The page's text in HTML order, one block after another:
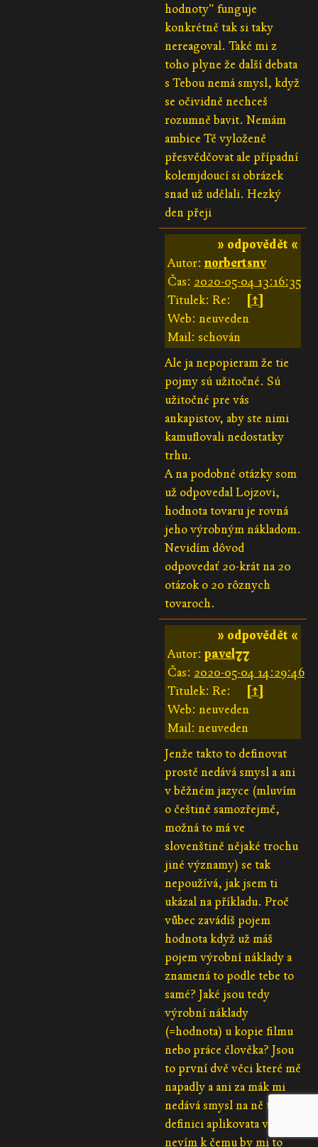
hodnoty" funguje
konkrétně tak si taky
nereagoval. Také mi z
toho plyne že další debata
s Tebou nemá smysl, když
se očividně nechceš
rozumně bavit. Nemám
ambice Tě vyloženě
přesvědčovat ale případní
kolemjdoucí si obrázek
snad už udělali. Hezký
den přeji
» odpovědět «
Autor:norbertsnv
Čas: 2020-05-04 13:16:35
Titulek: Re:
[↑]
Web: neuveden
Mail: schován
Ale ja nepopieram že tie
pojmy sú užitočné. Sú
užitočné pre vás
ankapistov, aby ste nimi
kamuflovali nedostatky
trhu.
A na podobné otázky som
už odpovedal Lojzovi,
hodnota tovaru je rovná
jeho výrobným nákladom.
Nevidím dôvod
odpovedať 20-krát na 20
otázok o 20 rôznych
tovaroch.
» odpovědět «
Autor: pavel77
Čas: 2020-05-04 14:29:46
Titulek: Re:
[↑]
Web: neuveden
Mail: neuveden
Jenže takto to definovat
prostě nedává smysl a ani
v běžném jazyce (mluvím
o češtině samozřejmě,
možná to má ve
slovenštině nějaké trochu
jiné významy) se tak
nepoužívá, jak jsem ti
ukázal na příkladu. Proč
vůbec zavádíš pojem
hodnota když už máš
pojem výrobní náklady a
znamená to podle tebe to
samé? Jaké jsou tedy
výrobní náklady
(=hodnota) u kopie filmu
nebo práce člověka? Jsou
to první dvě věci které mě
napadly a ani za mák mi
nedává smysl na ně tvoji
definici aplikovata vůbec
nevím k čemu by mi to